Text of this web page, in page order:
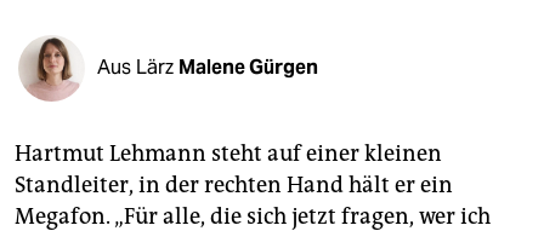
shop
fragen & hilfe
unterstützen
abo
Aus Lärz Malene Gürgen
Hartmut Lehmann steht auf einer kleinen
Standleiter, in der rechten Hand hält er ein
Megafon. „Für alle, die sich jetzt fragen, wer ich